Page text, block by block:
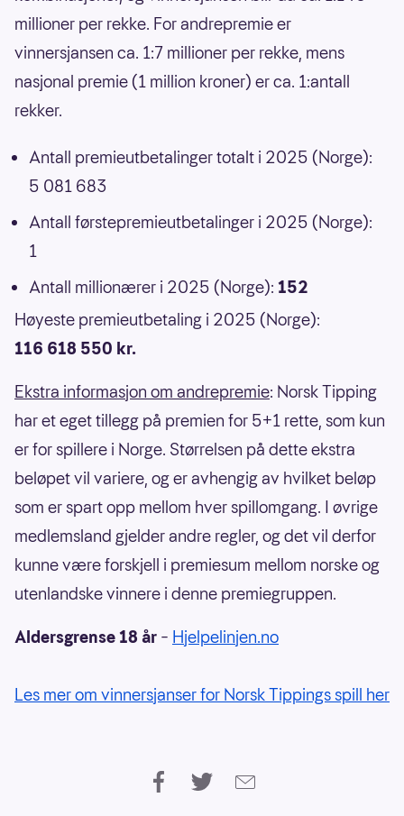
millioner per rekke. For andrepremie er
vinnersjansen ca. 1:7 millioner per rekke, mens
nasjonal premie (1 million kroner) er ca. 1:antall
rekker.
Antall premieutbetalinger totalt i 2025 (Norge):
5 081 683
Antall førstepremieutbetalinger i 2025 (Norge):
1
Antall millionærer i 2025 (Norge): 152
Høyeste premieutbetaling i 2025 (Norge):
116 618 550 kr.
Ekstra informasjon om andrepremie: Norsk Tipping
har et eget tillegg på premien for 5+1 rette, som kun
er for spillere i Norge. Størrelsen på dette ekstra
beløpet vil variere, og er avhengig av hvilket beløp
som er spart opp mellom hver spillomgang. I øvrige
medlemsland gjelder andre regler, og det vil derfor
kunne være forskjell i premiesum mellom norske og
utenlandske vinnere i denne premiegruppen.
Aldersgrense 18 år – Hjelpelinjen.no
Les mer om vinnersjanser for Norsk Tippings spill her